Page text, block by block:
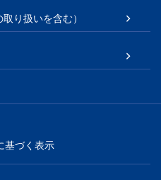
り扱いを含む）
基づく表示